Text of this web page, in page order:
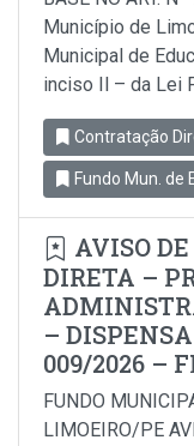
Município de
Municipal de
inciso Il – da Lei
Contratação
Fundo Mun. de
AVISO
DIRETA –
–
009/2026 –
FUNDO
LIMOEIRO/PE